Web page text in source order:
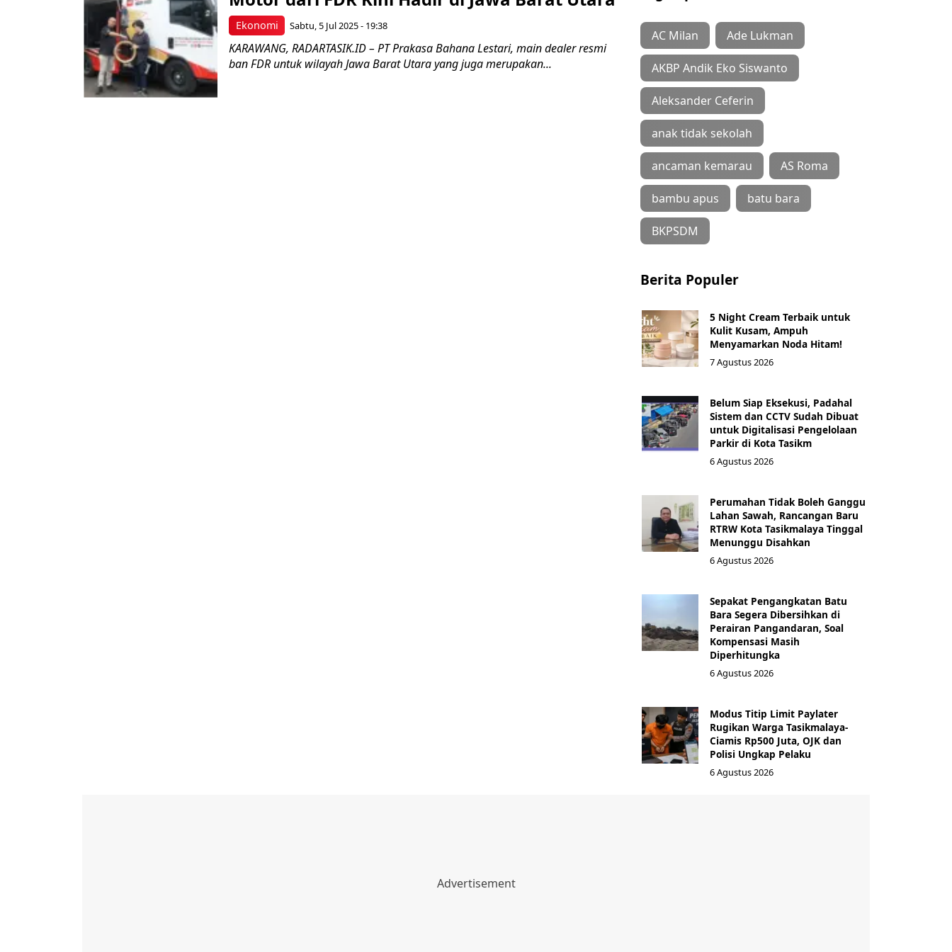
Ekonomi Sabtu, 5 Jul 2025 - 19:38
KARAWANG, RADARTASIK.ID – PT Prakasa Bahana Lestari, main dealer resmi
ban FDR untuk wilayah Jawa Barat Utara yang juga merupakan...
AC Milan Ade Lukman
AKBP Andik Eko Siswanto
Aleksander Ceferin
anak tidak sekolah
ancaman kemarau AS Roma
bambu apus batu bara
BKPSDM
Berita Populer
5 Night Cream Terbaik untuk
Kulit Kusam, Ampuh
Menyamarkan Noda Hitam!
7 Agustus 2026
Belum Siap Eksekusi, Padahal
Sistem dan CCTV Sudah Dibuat
untuk Digitalisasi Pengelolaan
Parkir di Kota Tasikm
6 Agustus 2026
Perumahan Tidak Boleh Ganggu
Lahan Sawah, Rancangan Baru
RTRW Kota Tasikmalaya Tinggal
Menunggu Disahkan
6 Agustus 2026
Sepakat Pengangkatan Batu
Bara Segera Dibersihkan di
Perairan Pangandaran, Soal
Kompensasi Masih
Diperhitungka
6 Agustus 2026
Modus Titip Limit Paylater
Rugikan Warga Tasikmalaya-
Ciamis Rp500 Juta, OJK dan
Polisi Ungkap Pelaku
6 Agustus 2026